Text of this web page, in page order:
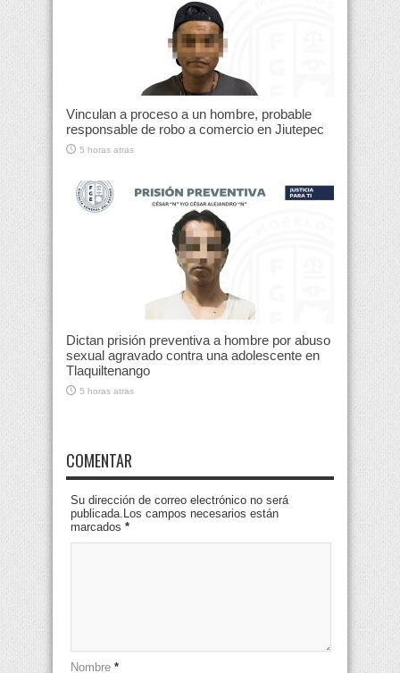
Vinculan a proceso a un hombre, probable
responsable de robo a comercio en Jiutepec
5 horas atras
Dictan prisión preventiva a hombre por abuso
sexual agravado contra una adolescente en
Tlaquiltenango
5 horas atras
COMENTAR
Su dirección de correo electrónico no será
publicada.Los campos necesarios están
marcados *
Nombre *